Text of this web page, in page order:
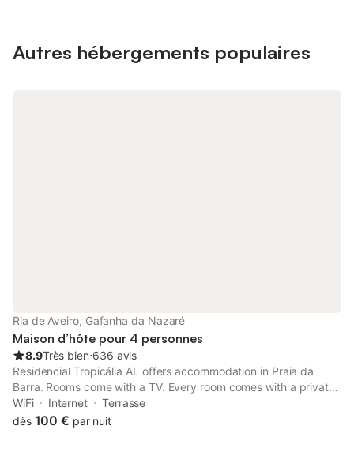
d'eau salée.
Autres hébergements populaires
Ria de Aveiro, Gafanha da Nazaré
Maison d’hôte pour 4 personnes
8.9Très bien⋅636 avis
Residencial Tropicália AL offers accommodation in Praia da
Barra. Rooms come with a TV. Every room comes with a private
bathroom equipped with a bath and bidet.
WiFi Internet
Terrasse
dès 100 € par nuit